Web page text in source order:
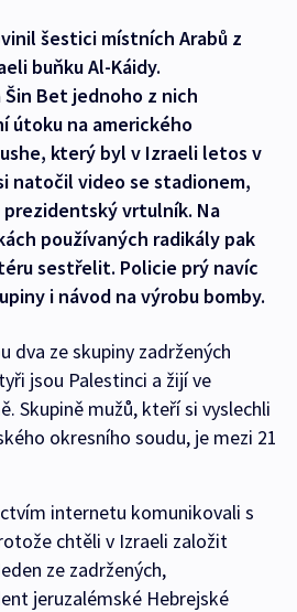
šestici místních Arabů z
buňku Al-Káidy.
Bet jednoho z nich
útoku na amerického
který byl v Izraeli letos v
natočil video se stadionem,
vrtulník. Na
používaných radikály pak
sestřelit. Policie prý navíc
i návod na výrobu bomby.
dva ze skupiny zadržených
jsou Palestinci a žijí ve
Skupině mužů, kteří si vyslechli
okresního soudu, je mezi 21
internetu komunikovali s
chtěli v Izraeli založit
ze zadržených,
jeruzalémské Hebrejské